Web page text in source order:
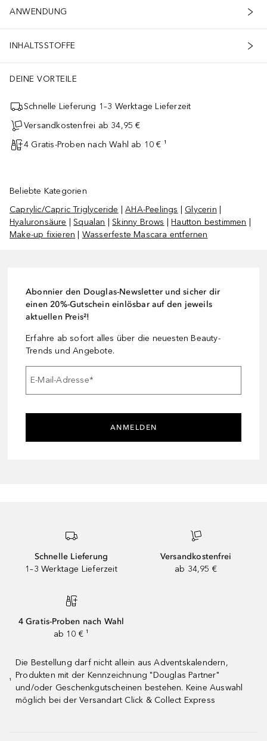
ANWENDUNG
INHALTSSTOFFE
DEINE VORTEILE
Schnelle Lieferung 1–3 Werktage Lieferzeit
Versandkostenfrei ab 34,95 €
4 Gratis-Proben nach Wahl ab 10 € ¹
Beliebte Kategorien
Caprylic/Capric Triglyceride |AHA-Peelings Glycerin
Hyaluronsäure |Squalan |Skinny Brows |Hautton bestimmen
Make-up fixieren
Wasserfeste Mascara entfernen
Abonnier den Douglas-Newsletter und sicher dir
einen 20%-Gutschein einlösbar auf den jeweils
aktuellen Preis²!
Erfahre ab sofort alles über die neuesten Beauty-
Trends und Angebote.
E-Mail-Adresse*
ANMELDEN
Schnelle Lieferung
1–3 Werktage Lieferzeit
Versandkostenfrei
ab 34,95 €
4 Gratis-Proben nach Wahl
ab 10 € ¹
¹
Die Bestellung darf nicht allein aus Adventskalendern,
Produkten mit der Kennzeichnung "Douglas Partner"
und/oder Geschenkgutscheinen bestehen. Keine Auswahl
möglich bei der Versandart Click & Collect Express